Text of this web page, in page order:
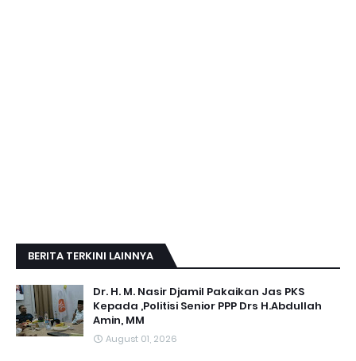
BERITA TERKINI LAINNYA
Dr. H. M. Nasir Djamil Pakaikan Jas PKS
Kepada ,Politisi Senior PPP Drs H.Abdullah
Amin, MM
August 01, 2026